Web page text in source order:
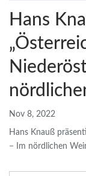
Hans
Nov 8, 2022
Hans Knauß
− Im nördlichen